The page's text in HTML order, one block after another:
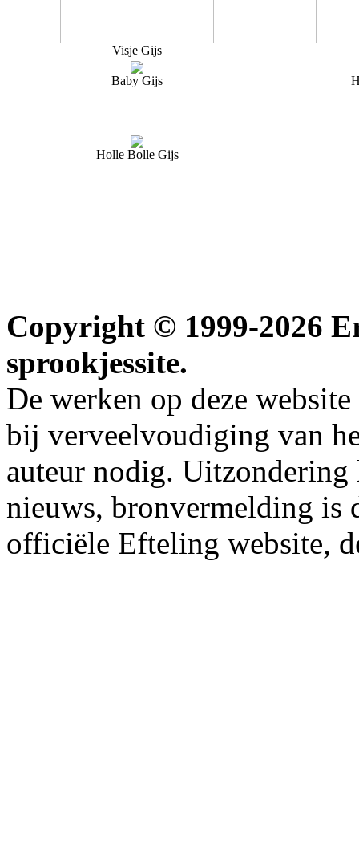
Visje Gijs
Baby Gijs
Holle Bolle Gijs
Copyright © 1999-2026
sprookjessite.
De werken op deze
bij verveelvoudiging van
auteur nodig. Uitzondering
nieuws, bronvermelding is
officiële Efteling website,